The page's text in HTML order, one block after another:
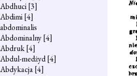
Abdhuci[3]
Abdimi[4]
abdominalis
Abdominalny[4]
Abdruk[4]
Abdul-medżyd[4]
Abdykacja[4]